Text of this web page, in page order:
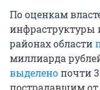
По оценкам
инфраструктуры
районах области
миллиарда
выделенопочти
пострадавшим